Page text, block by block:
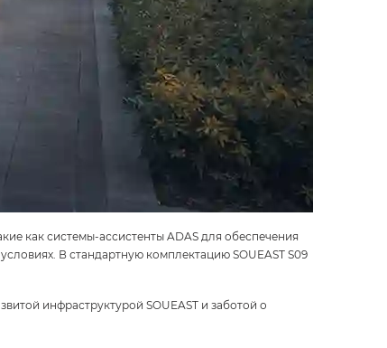
как системы-ассистенты ADAS для обеспечения
В стандартную комплектацию SOUEAST S09
инфраструктурой SOUEAST и заботой о